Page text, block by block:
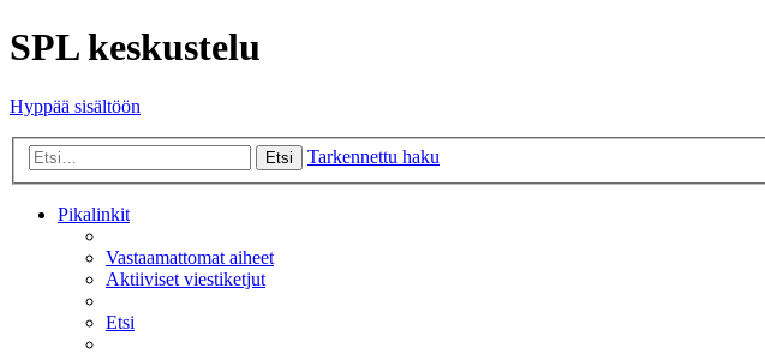
SPL keskustelu
Hyppää sisältöön
Etsi Tarkennettu haku
Pikalinkit
Vastaamattomat aiheet
Aktiiviset viestiketjut
Etsi